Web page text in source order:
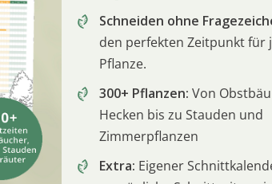
Schneiden ohne
den perfekten Zeitpunkt für
Pflanze.
300+ Pflanzen: Von
Hecken bis zu Stauden und
Zimmerpflanzen
Extra: Eigener